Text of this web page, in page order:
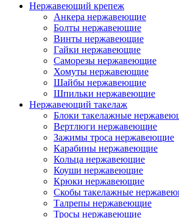
Нержавеющий крепеж
Анкера нержавеющие
Болты нержавеющие
Винты нержавеющие
Гайки нержавеющие
Саморезы нержавеющие
Хомуты нержавеющие
Шайбы нержавеющие
Шпильки нержавеющие
Нержавеющий такелаж
Блоки такелажные
Вертлюги нержавеющие
Зажимы троса нержавеющие
Карабины нержавеющие
Кольца нержавеющие
Коуши нержавеющие
Крюки нержавеющие
Скобы такелажные
Талрепы нержавеющие
Тросы нержавеющие